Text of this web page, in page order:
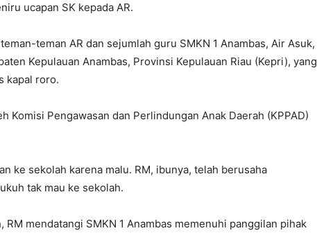
ucapan SK kepada AR.
teman AR dan sejumlah guru SMKN 1 Anambas, Air Asuk,
Kepulauan Anambas, Provinsi Kepulauan Riau (Kepri), yang
kapal roro.
Komisi Pengawasan dan Perlindungan Anak Daerah (KPPAD)
ke sekolah karena malu. RM, ibunya, telah berusaha
tak mau ke sekolah.
RM mendatangi SMKN 1 Anambas memenuhi panggilan pihak